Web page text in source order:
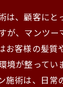
は、顧客に
が、マンツ
お客様の髪
境が整って
施術は、日